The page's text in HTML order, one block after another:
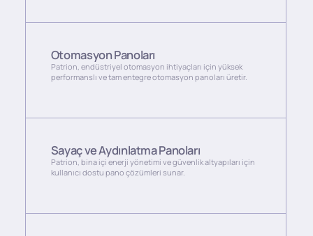
Otomasyon Panoları
Patrion, endüstriyel otomasyon ihtiyaçları için yüksek
performanslı ve tam entegre otomasyon panoları üretir.
Sayaç ve Aydınlatma Panoları
Patrion, bina içi enerji yönetimi ve güvenlik altyapıları için
kullanıcı dostu pano çözümleri sunar.